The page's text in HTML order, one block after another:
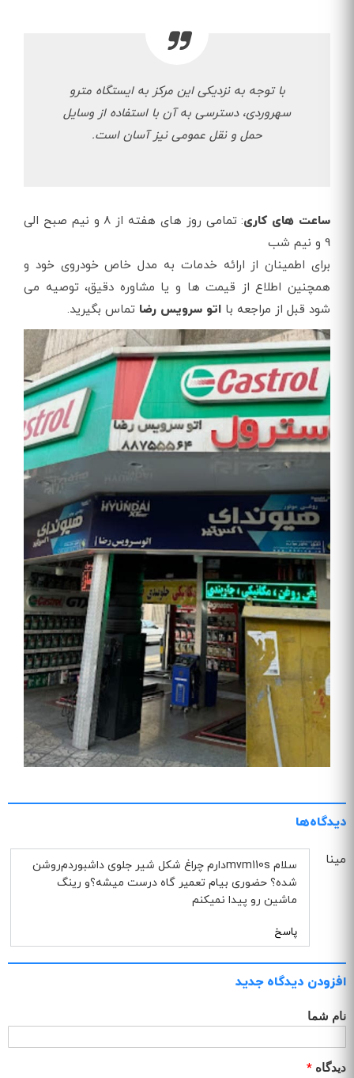
با توجه به نزدیکی این مرکز به ایستگاه مترو
سهروردی، دسترسی به آن با استفاده از وسایل
حمل و نقل عمومی نیز آسان است.
ساعت های کاری
: تمامی روز های هفته از 8 و نیم صبح الی
9 و نیم شب
برای اطمینان از ارائه خدمات به مدل خاص خودروی خود و
همچنین اطلاع از قیمت‌ ها و یا مشاوره دقیق، توصیه می‌
شود قبل از مراجعه با اتو سرویس رضا تماس بگیرید.
دیدگاه‌ها
مینا
سلام mvm110sدارم چراغ شکل شیر جلوی داشبوردم‌روشن
شده؟ حضوری بیام تعمیر گاه درست میشه؟و رینگ
ماشین رو پیدا نمیکنم
پاسخ
افزودن دیدگاه جدید
نام شما
دیدگاه *